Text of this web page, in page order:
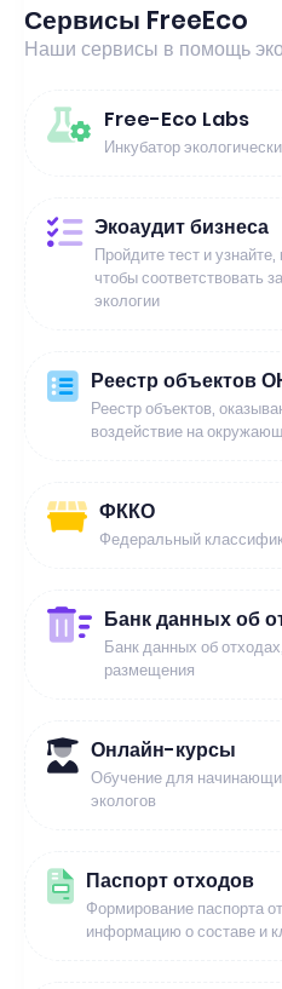
Сервисы FreeEco
Наши сервисы в помощь
Free-Eco Labs
Инкубатор
Экоаудит бизнеса
Пройдите тест и
чтобы соответствовать
экологии
Реестр объектов
Реестр объектов,
воздействие на
ФККО
Федеральный
Банк данных об
Банк данных об
размещения
Онлайн-курсы
Обучение для
экологов
Паспорт отходов
Формирование паспорта
информацию о составе и